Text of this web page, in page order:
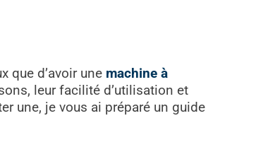
que d’avoir une machine à
leur facilité d’utilisation et
une, je vous ai préparé un guide